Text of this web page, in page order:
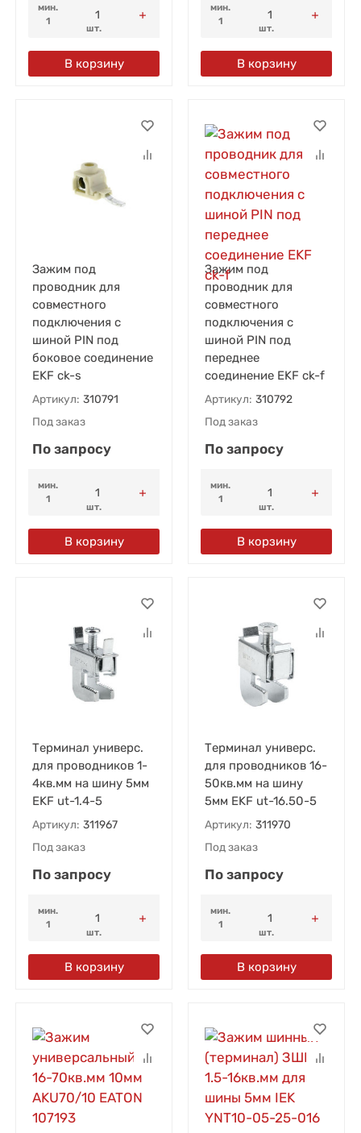
мин.
1
шт.
В корзину
мин.
1
шт.
В корзину
Зажим под
проводник для
совместного
подключения с
шиной PIN под
боковое соединение
EKF ck-s
Артикул: 310791
Под заказ
По запросу
мин.
1
шт.
В корзину
Зажим под
проводник для
совместного
подключения с
шиной PIN под
переднее
соединение EKF ck-f
Артикул: 310792
Под заказ
По запросу
мин.
1
шт.
В корзину
Терминал универс.
для проводников 1-
4кв.мм на шину 5мм
EKF ut-1.4-5
Артикул: 311967
Под заказ
По запросу
мин.
1
шт.
В корзину
Терминал универс.
для проводников 16-
50кв.мм на шину
5мм EKF ut-16.50-5
Артикул: 311970
Под заказ
По запросу
мин.
1
шт.
В корзину